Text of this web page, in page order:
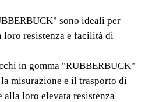
sono ideali per
resistenza e facilità di
sono ideali per
resistenza e facilità di
in gomma "RUBBERBUCK"
misurazione e il trasporto di
loro elevata resistenza